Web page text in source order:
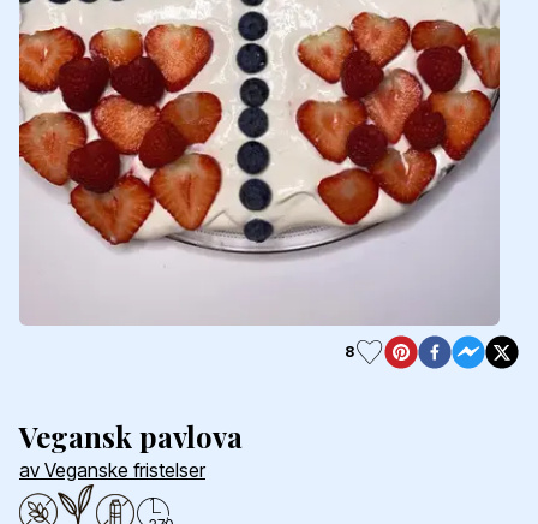
Vegansk pavlova
av Veganske fristelser
8